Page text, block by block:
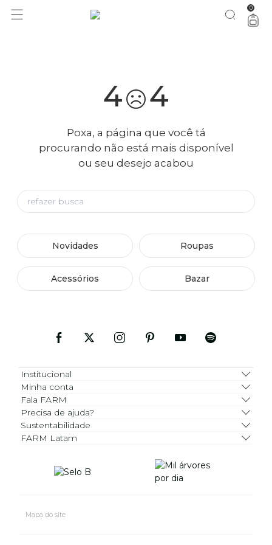
você merece 30% OFF pra comemorar com a gente aproveita! 0
4 4
Poxa, a página que você tá
procurando não está mais disponível
ou seu desejo acabou
Novidades Roupas
Acessórios Bazar
Institucional
Minha conta
Fala FARM
Precisa de ajuda?
Sustentabilidade
FARM Latam
Mapa do site